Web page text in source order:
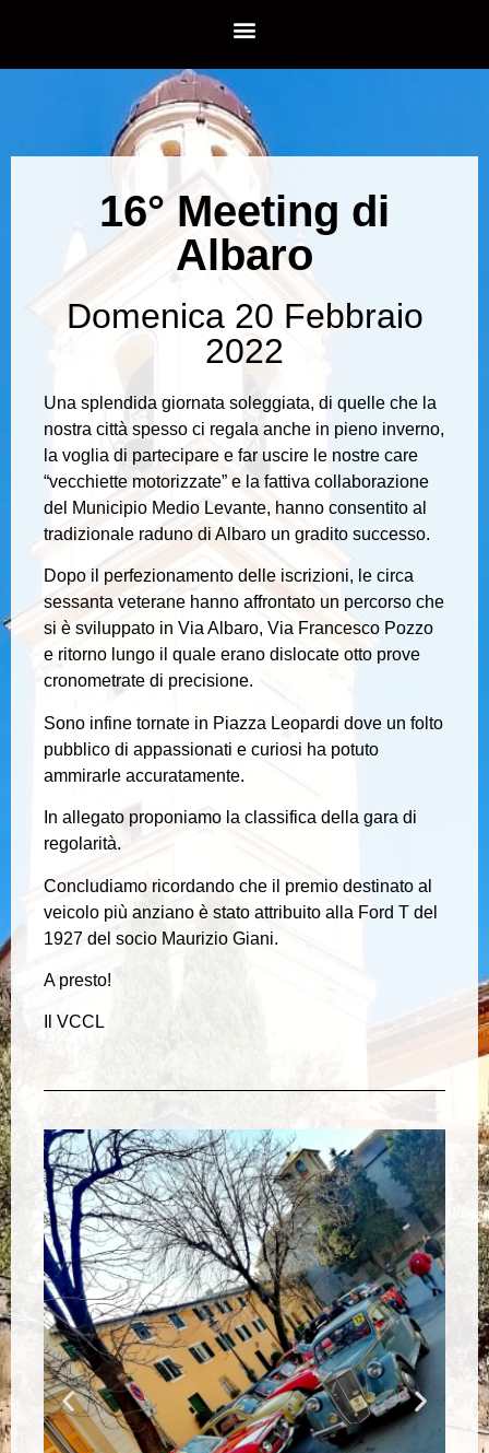
16° Meeting di
Albaro
Domenica 20 Febbraio
2022
Una splendida giornata soleggiata, di quelle che la
nostra città spesso ci regala anche in pieno inverno,
la voglia di partecipare e far uscire le nostre care
“vecchiette motorizzate” e la fattiva collaborazione
del Municipio Medio Levante, hanno consentito al
tradizionale raduno di Albaro un gradito successo.
Dopo il perfezionamento delle iscrizioni, le circa
sessanta veterane hanno affrontato un percorso che
si è sviluppato in Via Albaro, Via Francesco Pozzo
e ritorno lungo il quale erano dislocate otto prove
cronometrate di precisione.
Sono infine tornate in Piazza Leopardi dove un folto
pubblico di appassionati e curiosi ha potuto
ammirarle accuratamente.
In allegato proponiamo la classifica della gara di
regolarità.
Concludiamo ricordando che il premio destinato al
veicolo più anziano è stato attribuito alla Ford T del
1927 del socio Maurizio Giani.
A presto!
Il VCCL